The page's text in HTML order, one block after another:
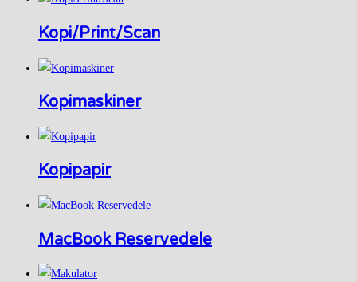
Kopi/Print/Scan
Kopimaskiner
Kopipapir
MacBook Reservedele